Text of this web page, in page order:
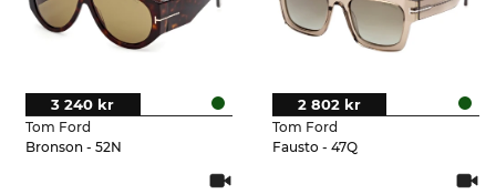
Tom Ford
Bronson - 52N
3 240 kr
Tom Ford
Fausto - 47Q
2 802 kr